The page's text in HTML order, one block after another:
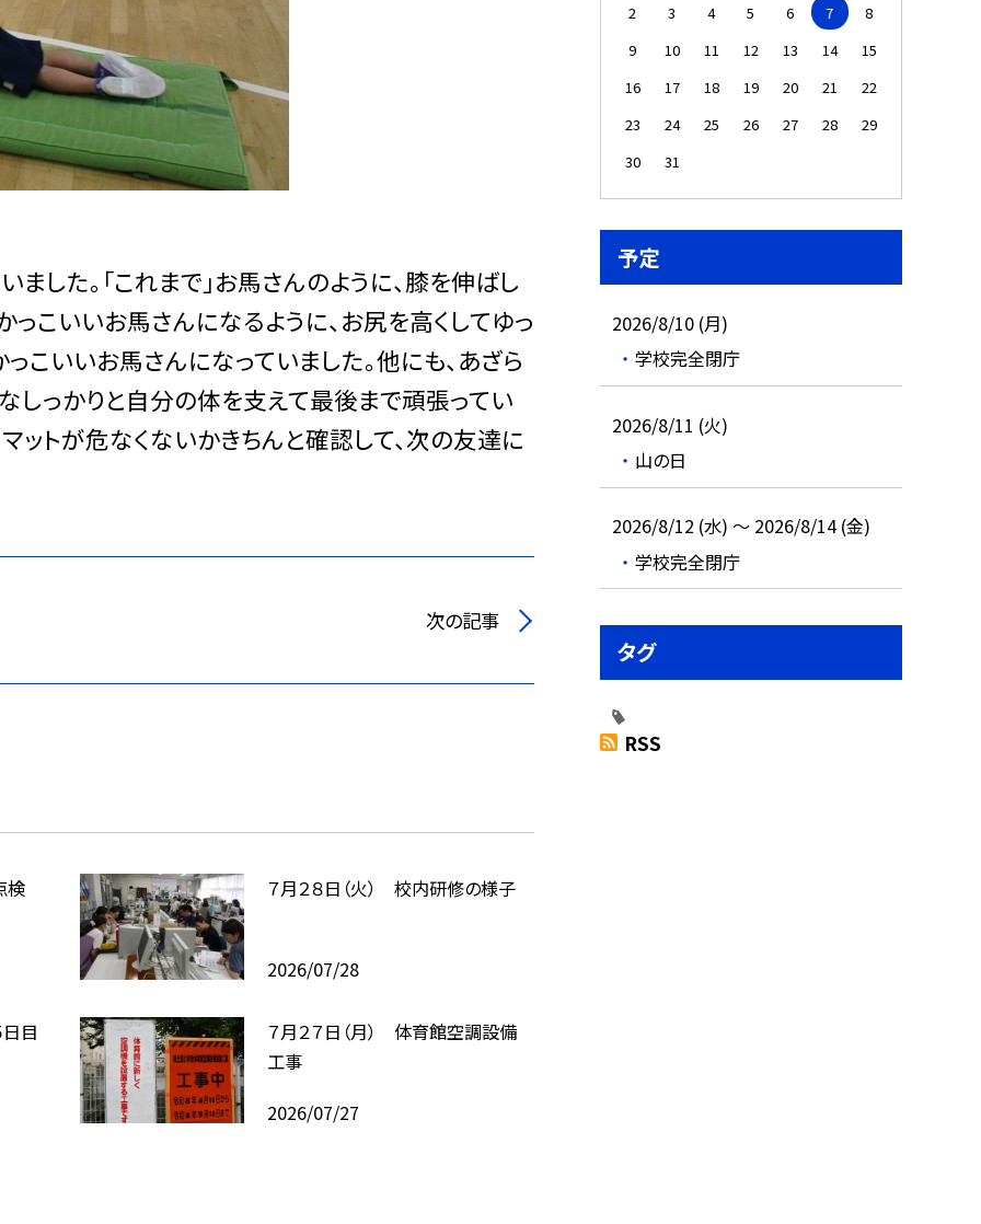
した。「これまで」お馬さんのように、膝を伸ばし
っこいいお馬さんになるように、お尻を高くしてゆっ
こいいお馬さんになっていました。他にも、あざら
しっかりと自分の体を支えて最後まで頑張ってい
ットが危なくないかきちんと確認して、次の友達に
次の記事
検 ７月２８日（火） 校内研修の様子
2026/07/28
目
７月２７日（月） 体育館空調設備
工事
2026/07/27
2
3 4 5 6 7
8
9
10 11 12 13 14
15
16
17 18 19 20 21
22
23
24 25 26 27 28
29
30
31
予定
2026/8/10 (月)
学校完全閉庁
2026/8/11 (火)
山の日
2026/8/12 (水) ～ 2026/8/14 (金)
学校完全閉庁
タグ
RSS